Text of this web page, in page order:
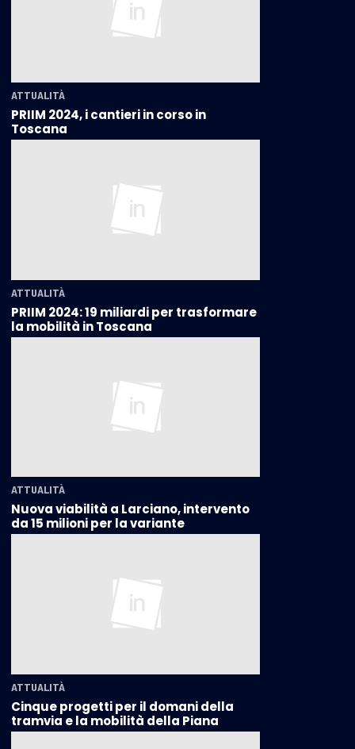
ATTUALITÀ
PRIIM 2024, i cantieri in corso in
Toscana
ATTUALITÀ
PRIIM 2024: 19 miliardi per trasformare
la mobilità in Toscana
ATTUALITÀ
Nuova viabilità a Larciano, intervento
da 15 milioni per la variante
ATTUALITÀ
Cinque progetti per il domani della
tramvia e la mobilità della Piana